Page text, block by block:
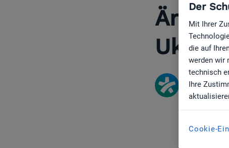
Ärzte
jameda
Der
Mit Ihrer
die auf
werden wir
technisch
Ihre
Cookie-